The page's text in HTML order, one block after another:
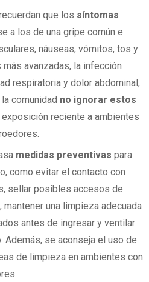
que los síntomas
a los de una gripe común e
náuseas, vómitos, tos y
avanzadas, la infección
respiratoria y dolor abdominal,
comunidad no ignorar estos
reciente a ambientes
medidas preventivas para
como evitar el contacto con
sellar posibles accesos de
una limpieza adecuada
antes de ingresar y ventilar
se aconseja el uso de
de limpieza en ambientes con